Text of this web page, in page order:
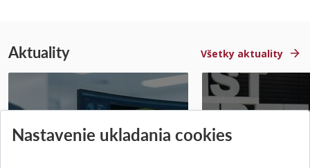
Aktuality Všetky aktuality
Europe na posilnenie
Študentský tím z
jediný zastupoval
Nastavenie ukladania cookies